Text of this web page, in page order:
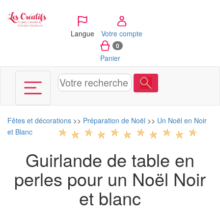
Langue Votre compte
0
Panier
Fêtes et décorations >> Préparation de Noël >> Un Noël en Noir
et Blanc
Guirlande de table en
perles pour un Noël Noir
et blanc